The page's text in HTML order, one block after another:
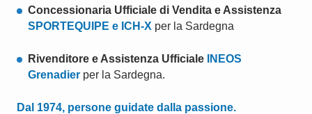
Concessionaria Ufficiale di Vendita e Assistenza
SPORTEQUIPE e ICH-X per la Sardegna
Rivenditore e Assistenza Ufficiale
INEOS
Grenadier per la Sardegna.
Dal 1974, persone guidate dalla passione.